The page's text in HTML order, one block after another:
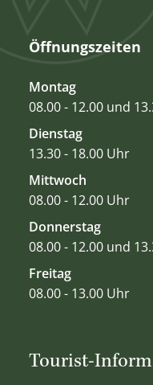
Öffnungszeiten
Montag
08.00 - 12.00 und
Dienstag
13.30 - 18.00 Uhr
Mittwoch
08.00 - 12.00 Uhr
Donnerstag
08.00 - 12.00 und
Freitag
08.00 - 13.00 Uhr
Tourist-